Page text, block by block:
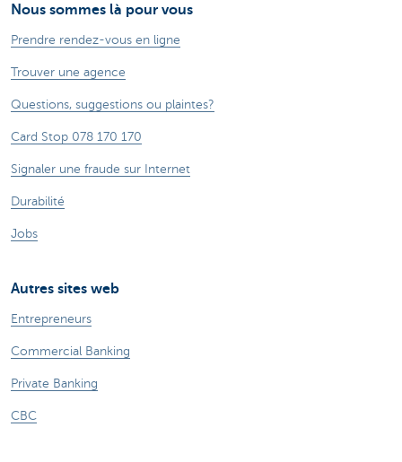
Nous sommes là pour vous
Prendre rendez-vous en ligne
Trouver une agence
Questions, suggestions ou plaintes?
Card Stop 078 170 170
Signaler une fraude sur Internet
Durabilité
Jobs
Autres sites web
Entrepreneurs
Commercial Banking
Private Banking
CBC